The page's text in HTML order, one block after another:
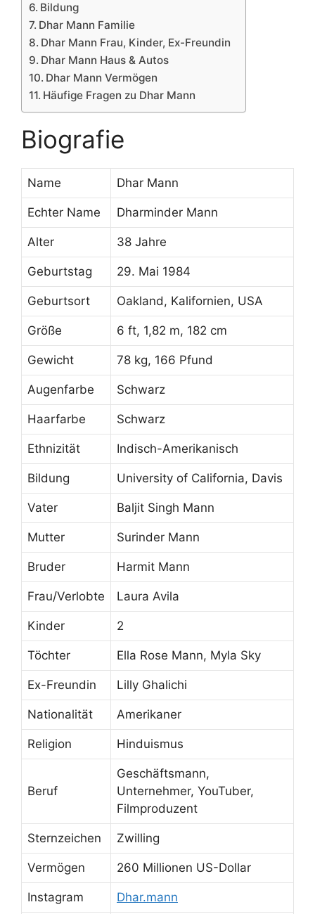
Bildung
Dhar Mann Familie
Dhar Mann Frau, Kinder, Ex-Freundin
Dhar Mann Haus & Autos
Dhar Mann Vermögen
Häufige Fragen zu Dhar Mann
Biografie
Name Dhar Mann
Echter Name Dharminder Mann
Alter 38 Jahre
Geburtstag 29. Mai 1984
Geburtsort Oakland, Kalifornien, USA
Größe 6 ft, 1,82 m, 182 cm
Gewicht 78 kg, 166 Pfund
Augenfarbe Schwarz
Haarfarbe Schwarz
Ethnizität Indisch-Amerikanisch
Bildung University of California, Davis
Vater Baljit Singh Mann
Mutter Surinder Mann
Bruder Harmit Mann
Frau/Verlobte Laura Avila
Kinder 2
Töchter Ella Rose Mann, Myla Sky
Ex-Freundin Lilly Ghalichi
Nationalität Amerikaner
Religion Hinduismus
Beruf
Geschäftsmann,
Unternehmer, YouTuber,
Filmproduzent
Sternzeichen Zwilling
Vermögen 260 Millionen US-Dollar
Instagram Dhar.mann